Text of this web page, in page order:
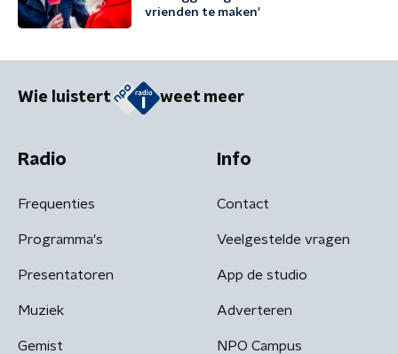
vrienden te maken'
Wie luistert weet meer
Radio
Frequenties
Programma's
Presentatoren
Muziek
Gemist
Info
Contact
Veelgestelde vragen
App de studio
Adverteren
NPO Campus